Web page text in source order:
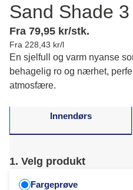
Sand Shade 3
Fra 79,95 kr/stk.
Fra 228,43 kr/l
En sjelfull og varm nyanse
behagelig ro og nærhet,
atmosfære.
Innendørs
1. Velg produkt
Fargeprøve